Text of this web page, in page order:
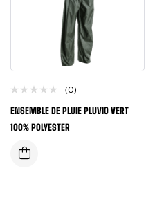
(0)
ENSEMBLE DE PLUIE PLUVIO VERT
100% POLYESTER